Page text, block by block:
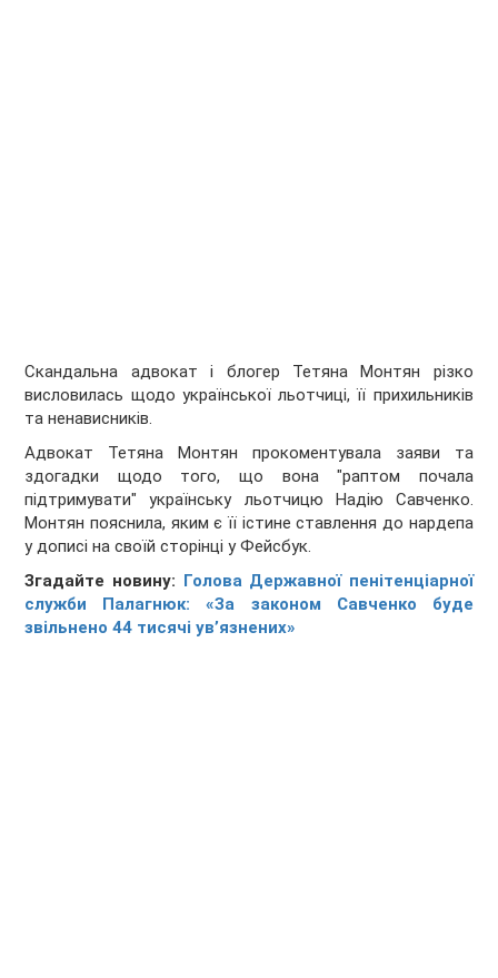
Скандальна адвокат і блогер Тетяна Монтян різко
висловилась щодо української льотчиці, її прихильників
та ненависників.
Адвокат Тетяна Монтян прокоментувала заяви та
здогадки щодо того, що вона "раптом почала
підтримувати" українську льотчицю Надію Савченко.
Монтян пояснила, яким є її істине ставлення до нардепа
у дописі на своїй сторінці у Фейсбук.
Згадайте новину: Голова Державної пенітенціарної
служби Палагнюк: «За законом Савченко буде
звільнено 44 тисячі ув’язнених»